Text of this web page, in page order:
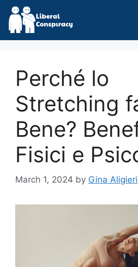
Skip
content
Perché lo
Stretching
Bene?
Fisici e
March 1, 2024 by Gina Aligieri